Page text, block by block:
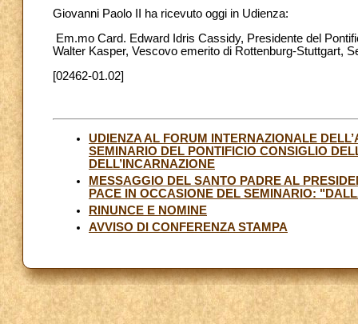
Giovanni Paolo II ha ricevuto oggi in Udienza:
Em.mo Card. Edward Idris Cassidy, Presidente del
Walter Kasper, Vescovo emerito di Rottenburg-Stuttgart,
[02462-01.02]
UDIENZA AL FORUM INTERNAZIONALE
SEMINARIO DEL PONTIFICIO CONSIGLIO
DELL’INCARNAZIONE
MESSAGGIO DEL SANTO PADRE AL
PACE IN OCCASIONE DEL SEMINARIO:
RINUNCE E NOMINE
AVVISO DI CONFERENZA STAMPA